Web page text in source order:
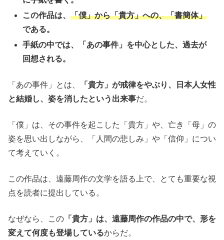
この作品は、「僕」から「貴方」への、「書簡体」
である。
手紙の中では、「あの事件」を中心とした、過去が
回想される。
「あの事件」とは、
「貴方」が戒律をやぶり、日本人女性
と結婚し、姿を消したという出来事だ。
「僕」は、その事件を起こした「貴方」や、亡き「母」の
姿を思い出しながら、「人間の悲しみ」や「信仰」につい
て考えていく。
この作品は、遠藤周作の文学を語る上で、とても重要な視
点を読者に提出している。
なぜなら、この 「貴方」は、遠藤周作の作品の中で、形を
変えて何度も登場しているからだ。